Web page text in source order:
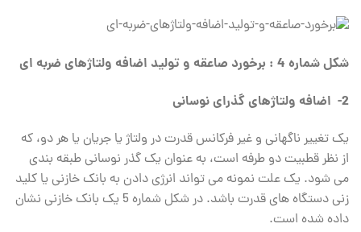
شکل شماره 4 : برخورد صاعقه و تولید اضافه ولتاژهای ضربه ای
2- اضافه ولتاژهای گذرای نوسانی
یک تغییر ناگهانی و غیر فرکانس قدرت در ولتاژ یا جریان یا هر دو، که
از نظر قطبیت دو طرفه است، به عنوان یک گذر نوسانی طبقه بندی
می شود. یک علت نمونه می تواند انرژی دادن به بانک خازنی یا کلید
زنی دستگاه های قدرت باشد. در شکل شماره 5 یک بانک خازنی نشان
داده شده است.